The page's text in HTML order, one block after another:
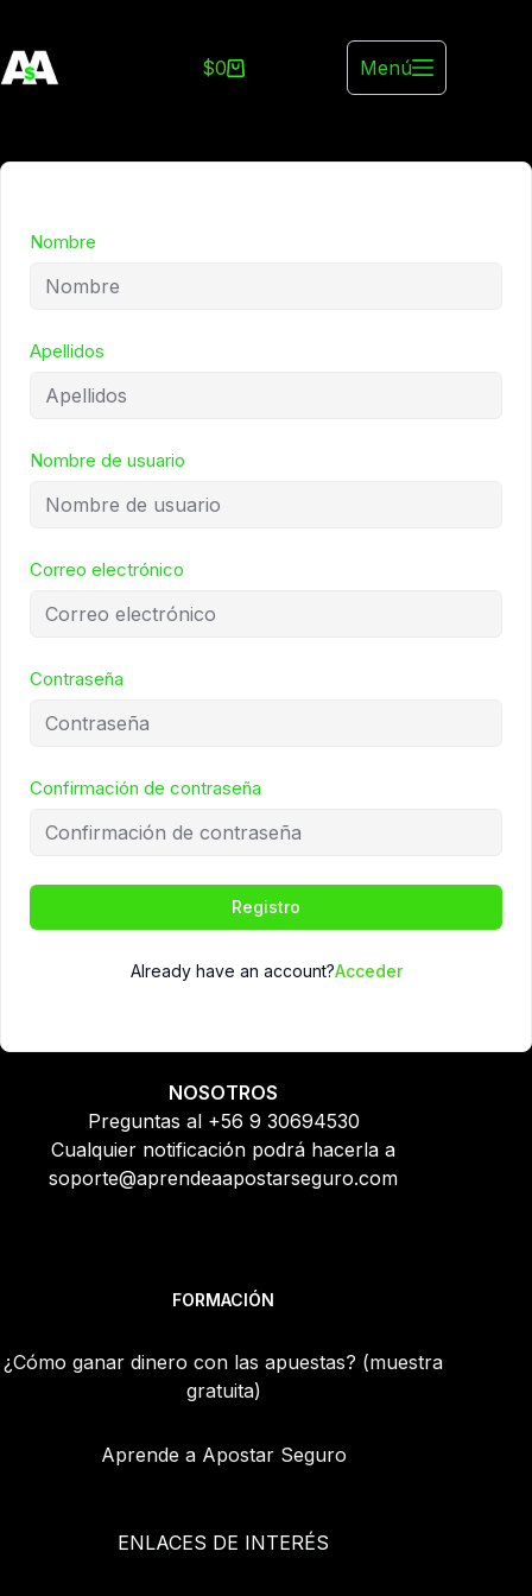
contenido
Shopping
$0 Menú
Nombre
Apellidos
Nombre de usuario
Correo electrónico
Contraseña
Confirmación de contraseña
Registro
Already have an account?Acceder
NOSOTROS
Preguntas al +56 9 30694530
Cualquier notificación podrá hacerla a
soporte@aprendeaapostarseguro.com
FORMACIÓN
¿Cómo ganar dinero con las apuestas? (muestra
gratuita)
Aprende a Apostar Seguro
ENLACES DE INTERÉS